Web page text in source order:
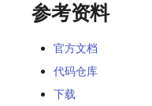
参考资料
官方文档
代码仓库
下载